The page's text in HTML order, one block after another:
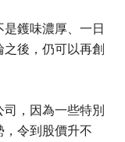
鑊味濃厚、一日
後，仍可以再創
，因為一些特別
令到股價升不